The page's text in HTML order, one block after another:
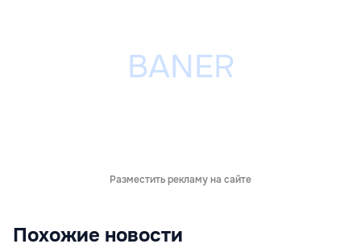
Разместить рекламу на сайте
Похожие новости